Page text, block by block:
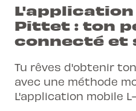
L'application
Pittet : ton
connecté et
Tu rêves d'obtenir
avec une méthode
L'application mobile